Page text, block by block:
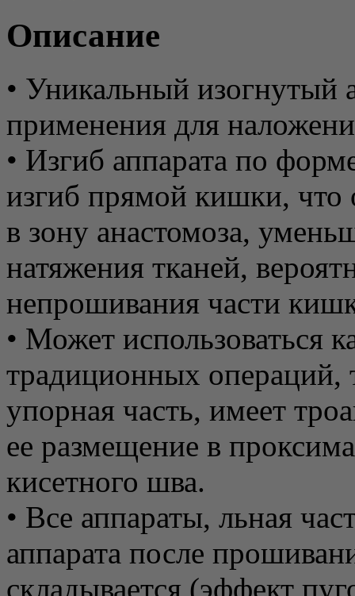
Описание
• Уникальный изогнутый
применения для
• Изгиб аппарата по
изгиб прямой кишки, что
в зону анастомоза,
натяжения тканей,
непрошивания части
• Может использоваться
традиционных операций,
упорная часть, имеет
ее размещение в
кисетного шва.
• Все аппараты, льная
аппарата после
складывается (эффект